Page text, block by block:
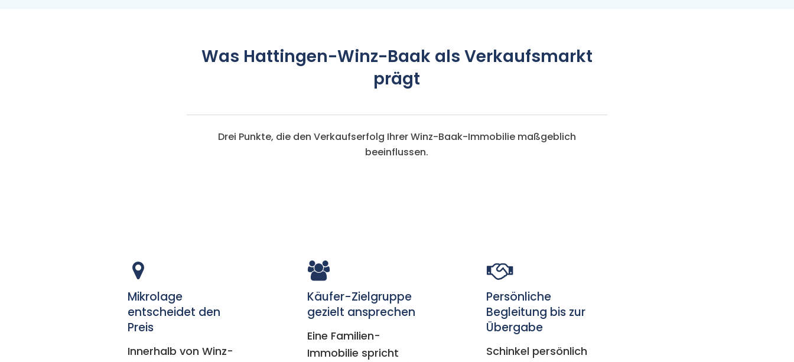
Was Hattingen-Winz-Baak als Verkaufsmarkt
prägt
Drei Punkte, die den Verkaufserfolg Ihrer Winz-Baak-Immobilie maßgeblich
beeinflussen.
Mikrolage
entscheidet den
Preis
Innerhalb von Winz-
Käufer-Zielgruppe
gezielt ansprechen
Eine Familien-
Immobilie spricht
Persönliche
Begleitung bis zur
Übergabe
Schinkel persönlich